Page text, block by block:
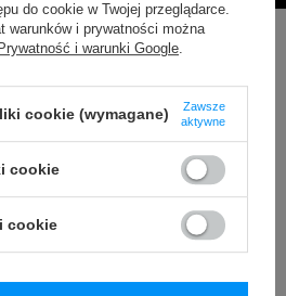
do cookie w Twojej przeglądarce.
warunków i prywatności można
Prywatność i warunki Google.
cookie (wymagane)
Zawsze
aktywne
cookie
cookie